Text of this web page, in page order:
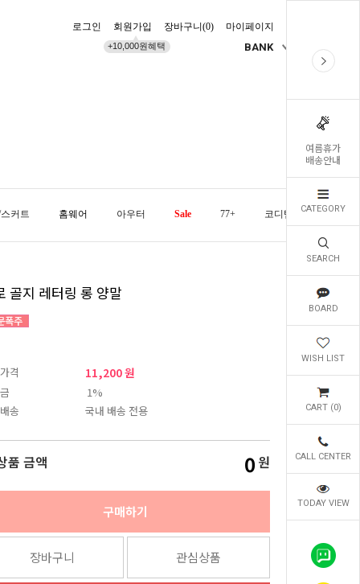
여름휴가
배송안내
CATEGORY
SEARCH
BOARD
WISH LIST
CART (0)
CALL CENTER
TODAY VIEW
로그인 회원가입
+10,000원혜택
장바구니(0) 마이페이지
BANK
커트 홈웨어 아우터 Sale 77+ 코디템 오늘발송
골지 레터링 롱 양말
격 11,200 원
1%
송
국내 배송 전용
품 금액 0 원
구매하기
장바구니 관심상품